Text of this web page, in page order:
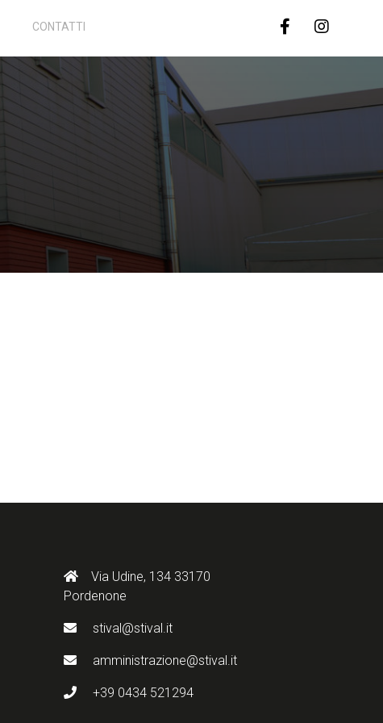
CONTATTI
Via Udine, 134 33170
Pordenone
stival@stival.it
amministrazione@stival.it
+39 0434 521294